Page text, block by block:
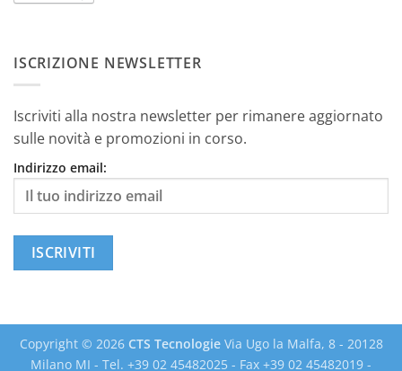
ISCRIZIONE NEWSLETTER
Iscriviti alla nostra newsletter per rimanere aggiornato
sulle novità e promozioni in corso.
Indirizzo email:
Copyright © 2026 CTS Tecnologie Via Ugo la Malfa, 8 - 20128
Milano MI - Tel. +39 02 45482025 - Fax +39 02 45482019 -